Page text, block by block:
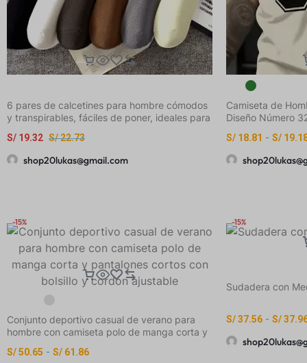
6 pares de calcetines para hombre cómodos
y transpirables, fáciles de poner, ideales para
S/22.73
S/ 19.32
shop20lukas@gmail.com
Camiseta de
Diseño Número
Máquina en
Gimnasio, Uso
Negra de
S/ 18.81 - S/
-15%
Conjunto deportivo casual de verano para
hombre con camiseta polo de manga corta y
ajustable
S/50.65 - S/ 61.86
-15%
Sudadera con
S/37.56 - S/